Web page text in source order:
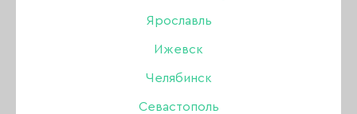
Ярославль
Ижевск
Челябинск
Севастополь